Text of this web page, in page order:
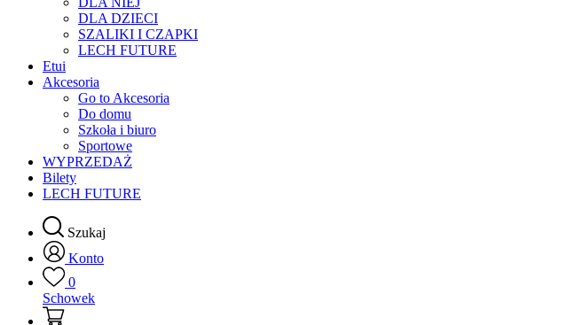
DLA DZIECI
SZALIKI I CZAPKI
LECH FUTURE
Etui
Akcesoria
Go to Akcesoria
Do domu
Szkoła i biuro
Sportowe
WYPRZEDAŻ
Bilety
LECH FUTURE
Szukaj
Konto
0
Schowek